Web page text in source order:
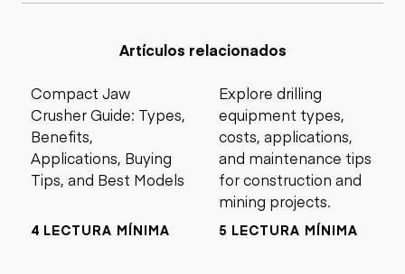
Artículos relacionados
Compact Jaw
Crusher Guide: Types,
Benefits,
Applications, Buying
Tips, and Best Models
4 LECTURA MÍNIMA
Explore drilling
equipment types,
costs, applications,
and maintenance tips
for construction and
mining projects.
5 LECTURA MÍNIMA